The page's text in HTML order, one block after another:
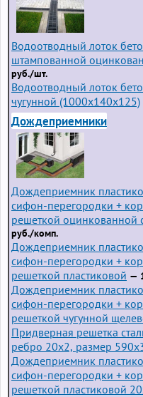
Водоотводный лоток
штампованной
руб./шт.
Водоотводный лоток
чугунной (1000x140x125)
Дождеприемники
Дождеприемник
сифон-перегородки +
решеткой оцинкованной
руб./комп.
Дождеприемник
сифон-перегородки +
решеткой пластиковой —
Дождеприемник
сифон-перегородки +
решеткой чугунной
Придверная решетка
ребро 20x2, размер
Дождеприемник
сифон-перегородки +
решеткой пластиковой